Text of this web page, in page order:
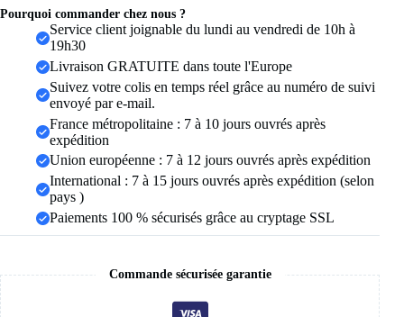
Z
femmes
hommes
Pourquoi commander chez nous ?
Service client joignable du lundi au vendredi de 10h à
19h30
Livraison GRATUITE dans toute l'Europe
Suivez votre colis en temps réel grâce au numéro de suivi
envoyé par e-mail.
France métropolitaine : 7 à 10 jours ouvrés après
expédition
Union européenne : 7 à 12 jours ouvrés après expédition
International : 7 à 15 jours ouvrés après expédition (selon
pays )
Paiements 100 % sécurisés grâce au cryptage SSL
Commande sécurisée garantie